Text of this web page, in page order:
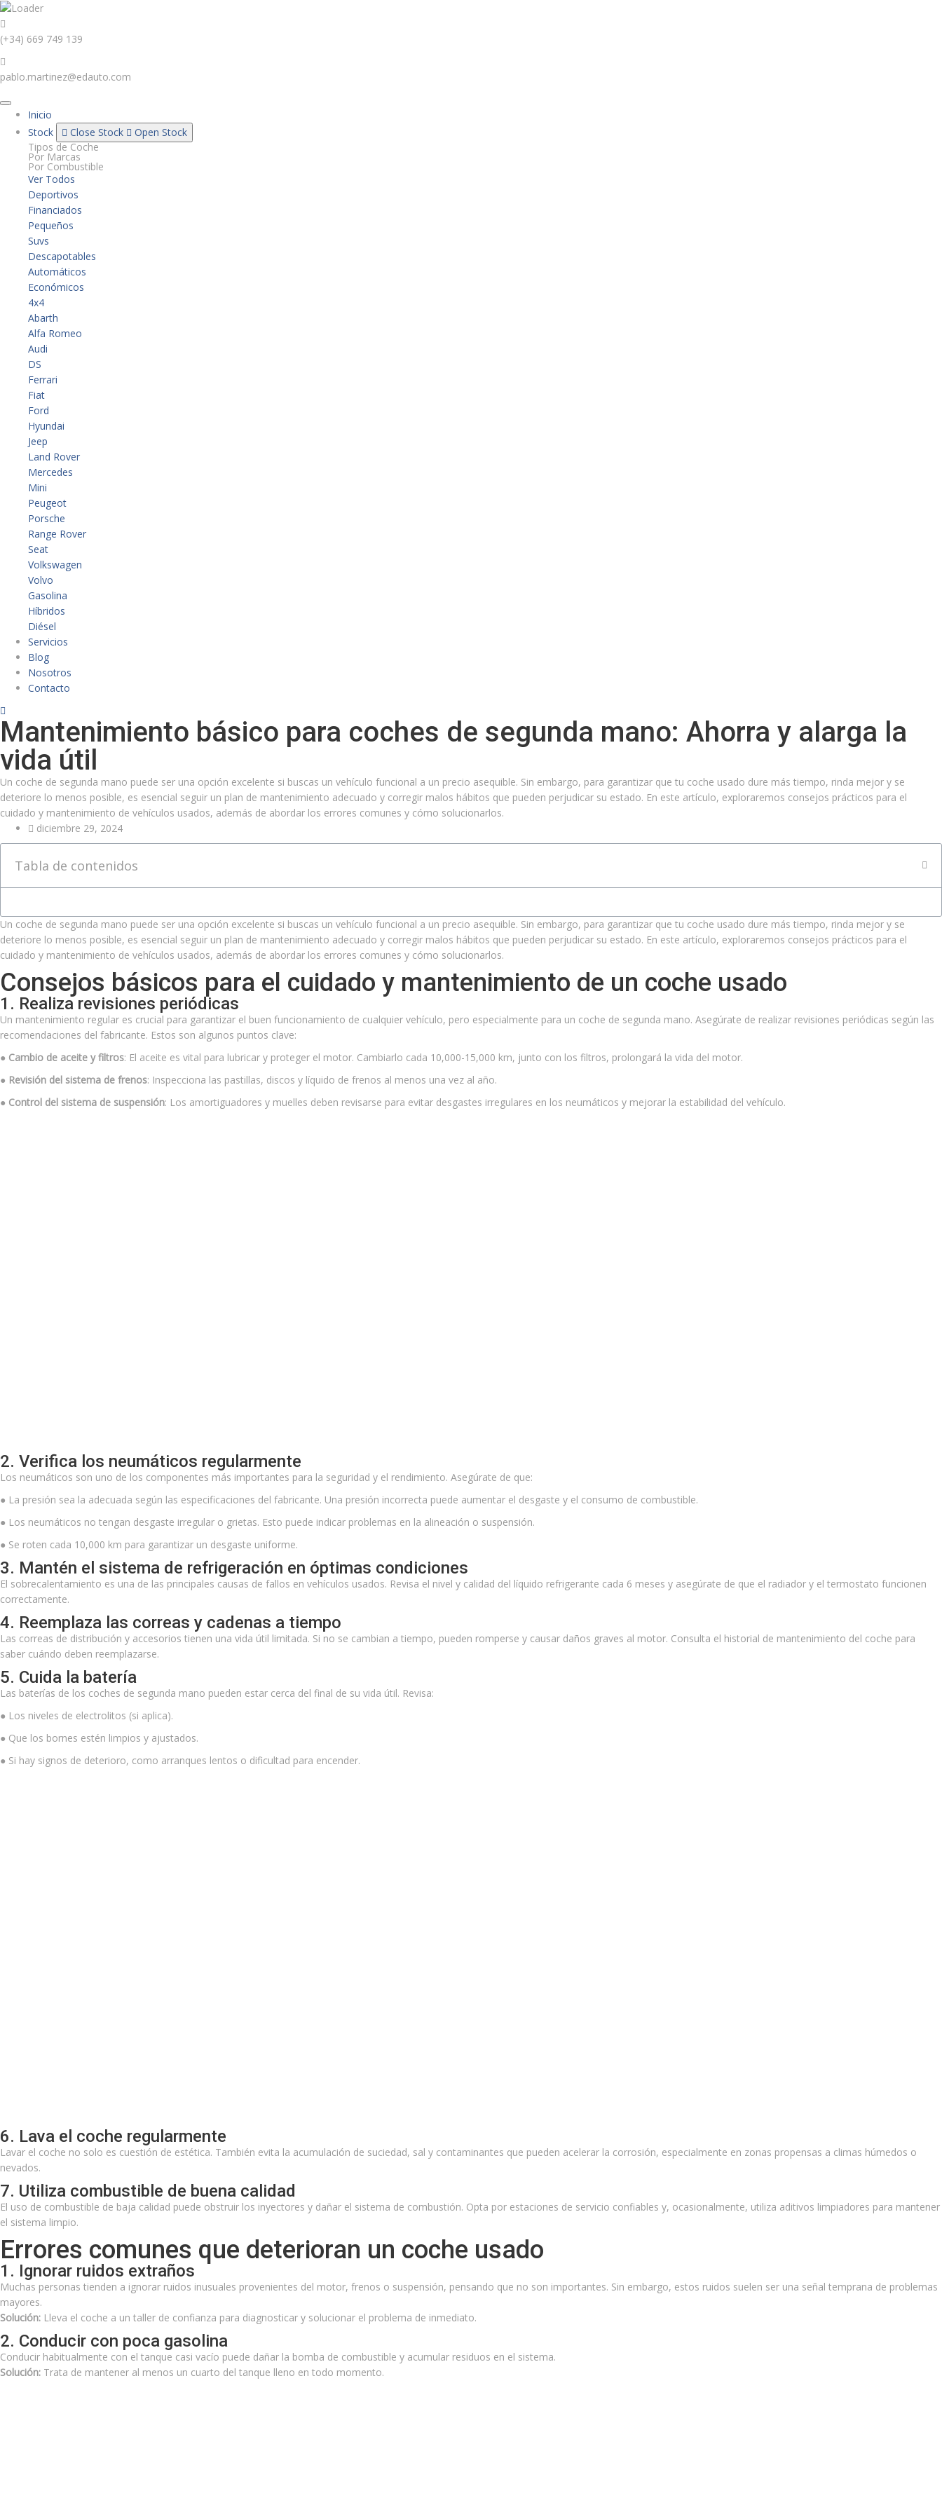
(+34) 669 749 139
pablo.martinez@edauto.com
Inicio
Stock
Close Stock
Open Stock
Tipos de Coche
Por Marcas
Por Combustible
Ver Todos
Deportivos
Financiados
Pequeños
Suvs
Descapotables
Automáticos
Económicos
4x4
Abarth
Alfa Romeo
Audi
DS
Ferrari
Fiat
Ford
Hyundai
Jeep
Land Rover
Mercedes
Mini
Peugeot
Porsche
Range Rover
Seat
Volkswagen
Volvo
Gasolina
Híbridos
Diésel
Servicios
Blog
Nosotros
Contacto
Mantenimiento básico para coches de segunda mano: Ahorra y alarga la
vida útil
Un coche de segunda mano puede ser una opción excelente si buscas un vehículo funcional a un precio asequible. Sin embargo, para garantizar que tu coche usado dure más tiempo, rinda mejor y se
deteriore lo menos posible, es esencial seguir un plan de mantenimiento adecuado y corregir malos hábitos que pueden perjudicar su estado. En este artículo, exploraremos consejos prácticos para el
cuidado y mantenimiento de vehículos usados, además de abordar los errores comunes y cómo solucionarlos.
diciembre 29, 2024
Tabla de contenidos
Un coche de segunda mano puede ser una opción excelente si buscas un vehículo funcional a un precio asequible. Sin embargo, para garantizar que tu coche usado dure más tiempo, rinda mejor y se
deteriore lo menos posible, es esencial seguir un plan de mantenimiento adecuado y corregir malos hábitos que pueden perjudicar su estado. En este artículo, exploraremos consejos prácticos para el
cuidado y mantenimiento de vehículos usados, además de abordar los errores comunes y cómo solucionarlos.
Consejos básicos para el cuidado y mantenimiento de un coche usado
1. Realiza revisiones periódicas
Un mantenimiento regular es crucial para garantizar el buen funcionamiento de cualquier vehículo, pero especialmente para un coche de segunda mano. Asegúrate de realizar revisiones periódicas según las
recomendaciones del fabricante. Estos son algunos puntos clave:
● Cambio de aceite y filtros: El aceite es vital para lubricar y proteger el motor. Cambiarlo cada 10,000-15,000 km, junto con los filtros, prolongará la vida del motor.
● Revisión del sistema de frenos: Inspecciona las pastillas, discos y líquido de frenos al menos una vez al año.
● Control del sistema de suspensión: Los amortiguadores y muelles deben revisarse para evitar desgastes irregulares en los neumáticos y mejorar la estabilidad del vehículo.
2. Verifica los neumáticos regularmente
Los neumáticos son uno de los componentes más importantes para la seguridad y el rendimiento. Asegúrate de que:
● La presión sea la adecuada según las especificaciones del fabricante. Una presión incorrecta puede aumentar el desgaste y el consumo de combustible.
● Los neumáticos no tengan desgaste irregular o grietas. Esto puede indicar problemas en la alineación o suspensión.
● Se roten cada 10,000 km para garantizar un desgaste uniforme.
3. Mantén el sistema de refrigeración en óptimas condiciones
El sobrecalentamiento es una de las principales causas de fallos en vehículos usados. Revisa el nivel y calidad del líquido refrigerante cada 6 meses y asegúrate de que el radiador y el termostato funcionen
correctamente.
4. Reemplaza las correas y cadenas a tiempo
Las correas de distribución y accesorios tienen una vida útil limitada. Si no se cambian a tiempo, pueden romperse y causar daños graves al motor. Consulta el historial de mantenimiento del coche para
saber cuándo deben reemplazarse.
5. Cuida la batería
Las baterías de los coches de segunda mano pueden estar cerca del final de su vida útil. Revisa:
● Los niveles de electrolitos (si aplica).
● Que los bornes estén limpios y ajustados.
● Si hay signos de deterioro, como arranques lentos o dificultad para encender.
6. Lava el coche regularmente
Lavar el coche no solo es cuestión de estética. También evita la acumulación de suciedad, sal y contaminantes que pueden acelerar la corrosión, especialmente en zonas propensas a climas húmedos o
nevados.
7. Utiliza combustible de buena calidad
El uso de combustible de baja calidad puede obstruir los inyectores y dañar el sistema de combustión. Opta por estaciones de servicio confiables y, ocasionalmente, utiliza aditivos limpiadores para mantener
el sistema limpio.
Errores comunes que deterioran un coche usado
1. Ignorar ruidos extraños
Muchas personas tienden a ignorar ruidos inusuales provenientes del motor, frenos o suspensión, pensando que no son importantes. Sin embargo, estos ruidos suelen ser una señal temprana de problemas
mayores.
Solución: Lleva el coche a un taller de confianza para diagnosticar y solucionar el problema de inmediato.
2. Conducir con poca gasolina
Conducir habitualmente con el tanque casi vacío puede dañar la bomba de combustible y acumular residuos en el sistema.
Solución: Trata de mantener al menos un cuarto del tanque lleno en todo momento.